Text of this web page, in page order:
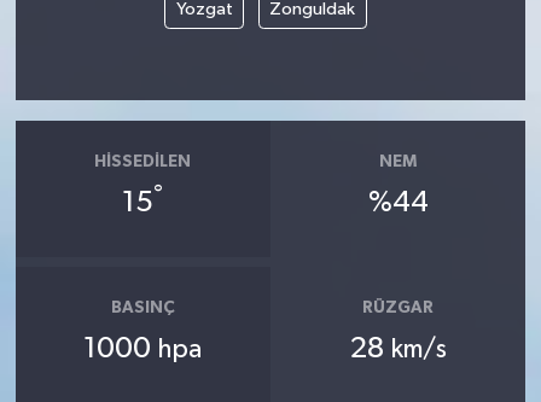
Yozgat Zonguldak
HISSEDILEN
15°
NEM
%44
BASINÇ
1000 hpa
RÜZGAR
28 km/s